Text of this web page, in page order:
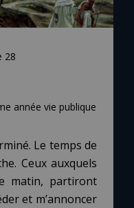
28
année vie publique
Le temps de
Ceux auxquels
matin, partiront
et m’annoncer